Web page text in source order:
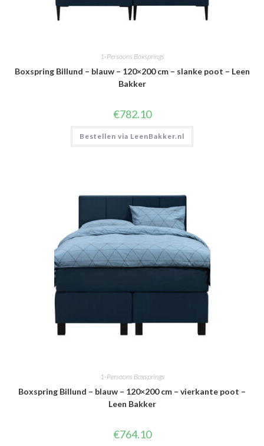
1-Persoons Boxsprings
Boxspring Billund – blauw – 120×200 cm – slanke poot – Leen
Bakker
€782.10
Bestellen via LeenBakker.nl
1-Persoons Boxsprings
Boxspring Billund – blauw – 120×200 cm – vierkante poot –
Leen Bakker
€764.10